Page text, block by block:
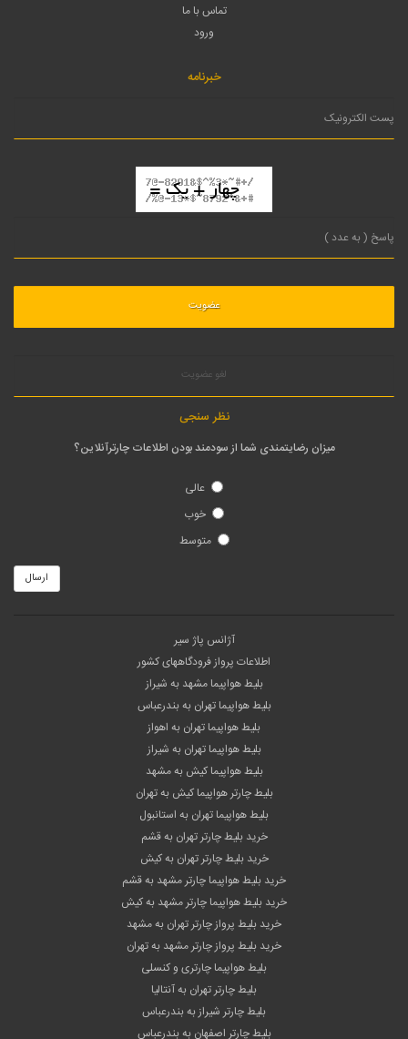
تماس با ما
ورود
خبرنامه
لغو عضویت
نظر سنجی
میزان رضایتمندی شما از سودمند بودن اطلاعات چارترآنلاین؟
عالی
خوب
متوسط
ارسال
آژانس پاژ سیر
اطلاعات پرواز فرودگاههای کشور
بلیط هواپیما مشهد به شیراز
بلیط هواپیما تهران به بندرعباس
بلیط هواپیما تهران به اهواز
بلیط هواپیما تهران به شیراز
بلیط هواپیما کیش به مشهد
بلیط چارتر هواپیما کیش به تهران
بلیط هواپیما تهران به استانبول
خرید بلیط چارتر تهران به قشم
خرید بلیط چارتر تهران به کیش
خرید بلیط هواپیما چارتر مشهد به قشم
خرید بلیط هواپیما چارتر مشهد به کیش
خرید بلیط پرواز چارتر تهران به مشهد
خرید بلیط پرواز چارتر مشهد به تهران
بلیط هواپیما چارتری و کنسلی
بلیط چارتر تهران به آنتالیا
بلیط چارتر شیراز به بندرعباس
بلیط چارتر اصفهان به بندرعباس